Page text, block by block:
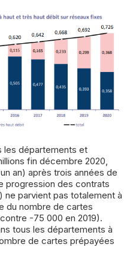
fin décembre 2020,
an) après trois années de
progression des contrats
ne parvient pas totalement à
du nombre de cartes
-75 000 en 2019).
tous les départements à
de cartes prépayées